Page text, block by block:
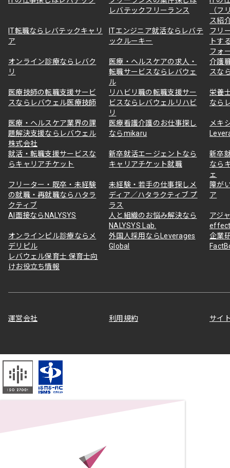
レバテックフリーランス
（フ
ス紹
IT転職ならレバテックキャリ
ア
ITエンジニア就活ならレバテ
ックルーキー
フリ
トす
フォ
オンライン診療ならレバク
リ
医療・ヘルスケアの求人・
転職サービスならレバウェ
ル
介護
スな
医療技師の転職支援サービ
スならレバウェル医療技師
リハビリ職の転職支援サー
ビスならレバウェルリハビ
リ
栄養
なら
医療・ヘルスケア業界の課
題解決支援ならレバウェル
株式会社
医療看護介護のお仕事探し
ならmikaru
メキ
就活・転職支援サービスな
らキャリアチケット
新卒就活エージェントなら
キャリアチケット就職
新卒
なら
ェ
フリーター・既卒・未経験
の就職・再就職ならハタラ
クティブ
未経験・若手の仕事探しメ
ディア／ハタラクティブ プ
ラス
障が
ア
AI面接ならNALYSYS
人と組織のお悩み解決なら
NALYSYS Lab.
アジ
オンラインピル診療ならメ
デリピル
外国人採用ならLeverages
Global
企業
レバウェル保育士 保育士向
けお役立ち情報
運営会社 利用規約 サイ